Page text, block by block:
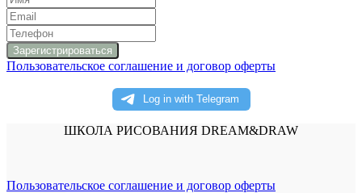
Пользовательское соглашение и договор оферты
ШКОЛА РИСОВАНИЯ DREAM&DRAW
Пользовательское соглашение и договор оферты